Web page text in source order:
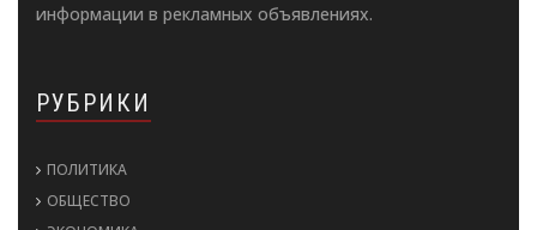
информации в рекламных объявлениях.
РУБРИКИ
ПОЛИТИКА
ОБЩЕСТВО